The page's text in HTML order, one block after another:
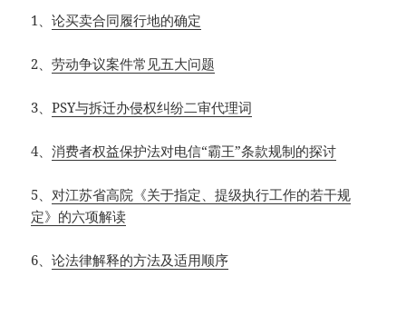
1 、论买卖合同履行地的确定
2 、劳动争议案件常见五大问题
3 、PSY与拆迁办侵权纠纷二审代理词
4、消费者权益保护法对电信“霸王”条款规制的探讨
5
对江苏省高院《关于指定、提级执行工作的若干规
定》的六项解读
6 、论法律解释的方法及适用顺序